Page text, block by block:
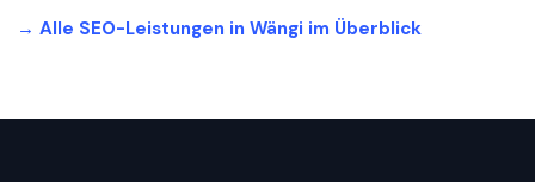
→ Alle SEO-Leistungen in Wängi im Überblick